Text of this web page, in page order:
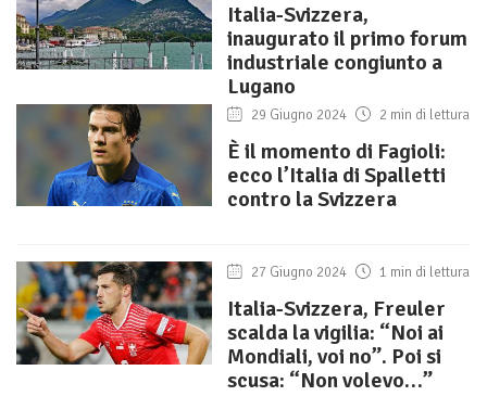
Italia-Svizzera,
inaugurato il primo forum
industriale congiunto a
Lugano
29 Giugno 2024 2 min di lettura
È il momento di Fagioli:
ecco l’Italia di Spalletti
contro la Svizzera
27 Giugno 2024 1 min di lettura
Italia-Svizzera, Freuler
scalda la vigilia: “Noi ai
Mondiali, voi no”. Poi si
scusa: “Non volevo…”